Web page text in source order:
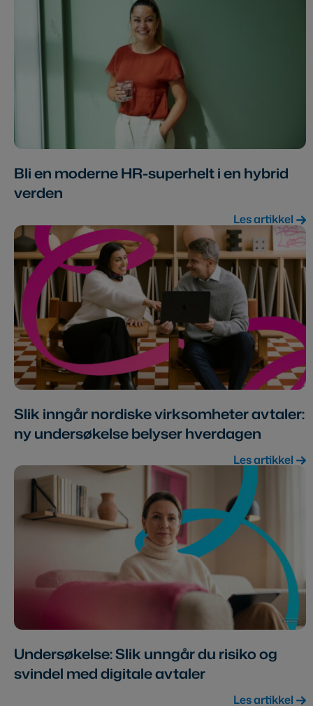
Bli en moderne HR-superhelt i en hybrid
verden
Les artikkel
Slik inngår nordiske virksomheter avtaler:
ny undersøkelse belyser hverdagen
Les artikkel
Undersøkelse: Slik unngår du risiko og
svindel med digitale avtaler
Les artikkel